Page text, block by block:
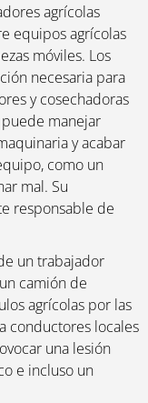
agrícolas
equipos agrícolas
móviles. Los
necesaria para
y cosechadoras
manejar
y acabar
como un
mal. Su
responsable de
un trabajador
camión de
agrícolas por las
conductores locales
una lesión
e incluso un